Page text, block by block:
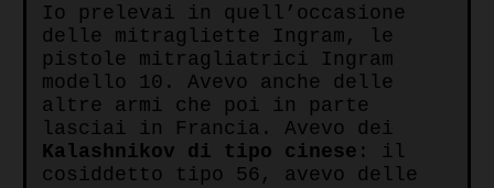
Io prelevai in quell’occasione
delle mitragliette Ingram, le
pistole mitragliatrici Ingram
modello 10. Avevo anche delle
altre armi che poi in parte
lasciai in Francia. Avevo dei
Kalashnikov di tipo cinese : il
cosiddetto tipo 56, avevo delle